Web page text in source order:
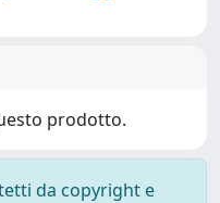
prodotto.
da copyright e